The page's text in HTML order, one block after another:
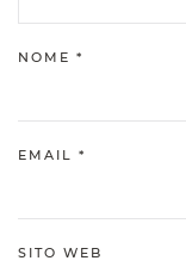
NOME *
EMAIL *
SITO WEB